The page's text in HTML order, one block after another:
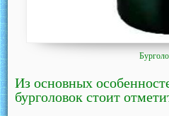
Из основных
бурголовок стоит